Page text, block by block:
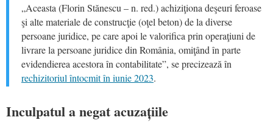
„Aceasta (Florin Stănescu – n. red.) achiziţiona deşeuri feroase
şi alte materiale de construcţie (oţel beton) de la diverse
persoane juridice, pe care apoi le valorifica prin operaţiuni de
livrare la persoane juridice din România, omiţând în parte
evidendierea acestora în contabilitate”, se precizează în
rechizitoriul întocmit în iunie 2023.
Inculpatul a negat acuzațiile